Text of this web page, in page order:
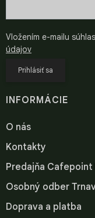
Vložením e-mailu
údajov
Prihlásiť sa
INFORMÁCIE
O nás
Kontakty
Predajňa Cafepoint
Osobný odber
Doprava a platba